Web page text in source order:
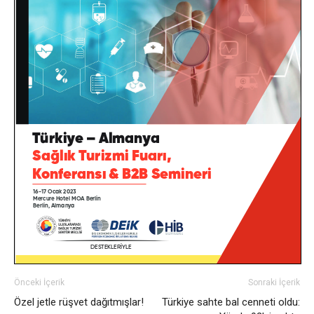
Önceki İçerik
Özel jetle rüşvet dağıtmışlar!
Sonraki İçerik
Türkiye sahte bal cenneti oldu: